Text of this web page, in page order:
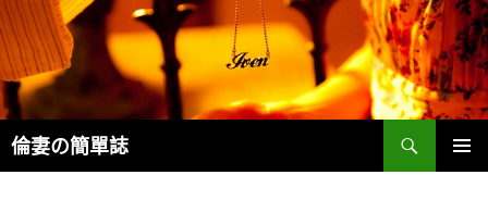
倫妻の簡單誌
Search